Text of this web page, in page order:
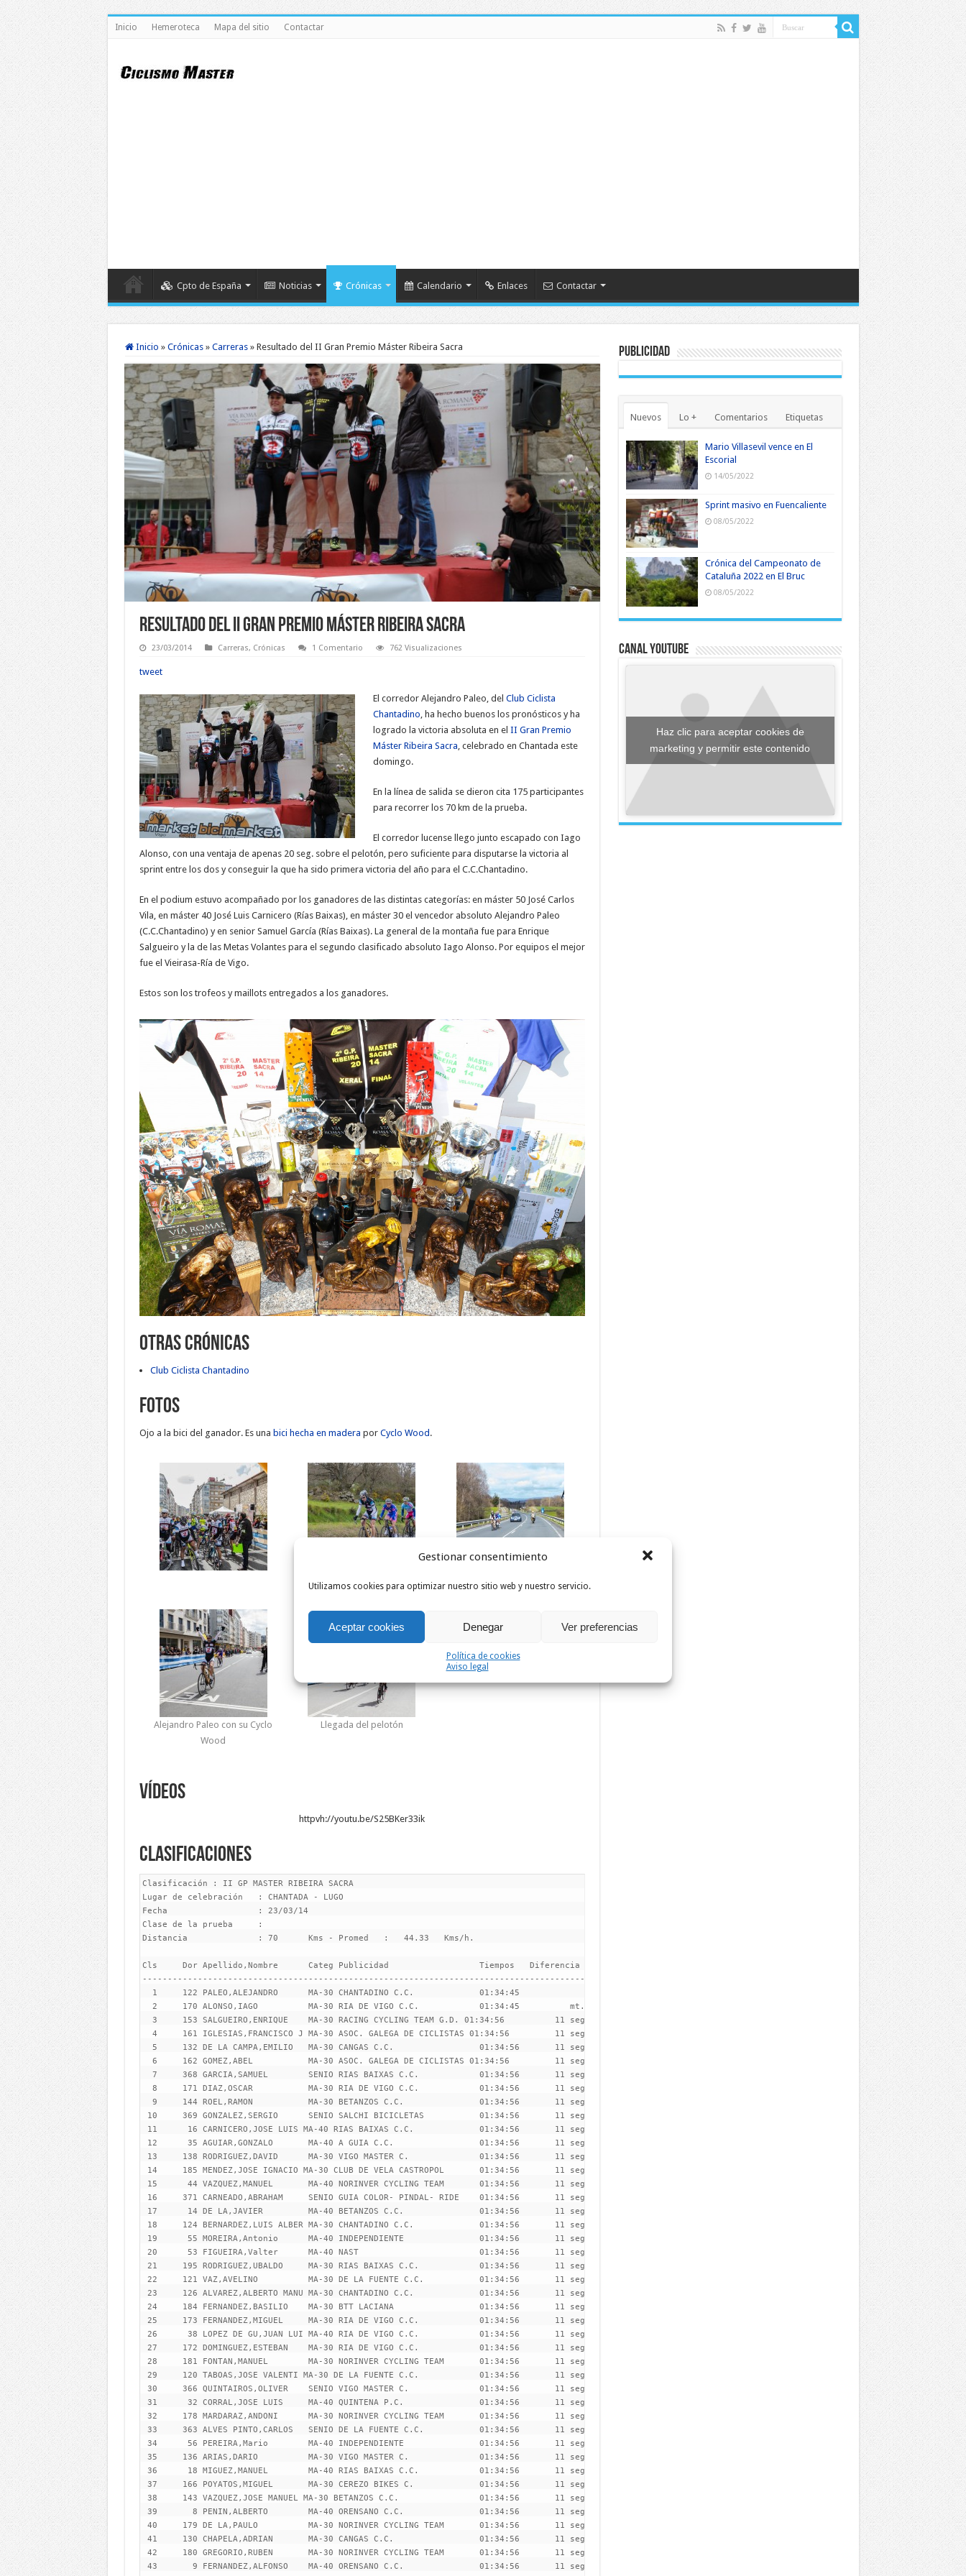
Gestionar consentimiento
Utilizamos cookies para optimizar nuestro sitio web y nuestro servicio.
Aceptar cookies Denegar Ver preferencias
Política de cookies
Aviso legal
Inicio Hemeroteca Mapa del sitio Contactar
Cpto de España Noticias Crónicas Calendario Enlaces Contactar
Inicio » Crónicas » Carreras » Resultado del II Gran Premio Máster Ribeira Sacra
Resultado del II Gran Premio Máster Ribeira Sacra
23/03/2014 Carreras, Crónicas 1 Comentario 762 Visualizaciones
tweet
El corredor Alejandro Paleo, del Club Ciclista
Chantadino, ha hecho buenos los pronósticos y ha
logrado la victoria absoluta en el II Gran Premio
Máster Ribeira Sacra, celebrado en Chantada este
domingo.
En la línea de salida se dieron cita 175 participantes
para recorrer los 70 km de la prueba.
El corredor lucense llego junto escapado con Iago
Alonso, con una ventaja de apenas 20 seg. sobre el pelotón, pero suficiente para disputarse la victoria al
sprint entre los dos y conseguir la que ha sido primera victoria del año para el C.C.Chantadino.
En el podium estuvo acompañado por los ganadores de las distintas categorías: en máster 50 José Carlos
Vila, en máster 40 José Luis Carnicero (Rías Baixas), en máster 30 el vencedor absoluto Alejandro Paleo
(C.C.Chantadino) y en senior Samuel García (Rías Baixas). La general de la montaña fue para Enrique
Salgueiro y la de las Metas Volantes para el segundo clasificado absoluto Iago Alonso. Por equipos el mejor
fue el Vieirasa-Ría de Vigo.
Estos son los trofeos y maillots entregados a los ganadores.
Otras crónicas
Club Ciclista Chantadino
Fotos
Ojo a la bici del ganador. Es una bici hecha en madera por Cyclo Wood .
Alejandro Paleo con su Cyclo
Wood
Llegada del pelotón
Vídeos
httpvh://youtu.be/S25BKer33ik
Clasificaciones
Clasificación : II GP MASTER RIBEIRA SACRA
Lugar de celebración   : CHANTADA - LUGO
Fecha                  : 23/03/14
Clase de la prueba     :
Distancia              : 70      Kms - Promed   :   44.33   Kms/h.

Cls     Dor Apellido,Nombre      Categ Publicidad                  Tiempos   Diferencia
----------------------------------------------------------------------------------------
  1     122 PALEO,ALEJANDRO      MA-30 CHANTADINO C.C.             01:34:45
  2     170 ALONSO,IAGO          MA-30 RIA DE VIGO C.C.            01:34:45          mt.
  3     153 SALGUEIRO,ENRIQUE    MA-30 RACING CYCLING TEAM G.D. 01:34:56          11 seg.
  4     161 IGLESIAS,FRANCISCO J MA-30 ASOC. GALEGA DE CICLISTAS 01:34:56         11 seg.
  5     132 DE LA CAMPA,EMILIO   MA-30 CANGAS C.C.                 01:34:56       11 seg.
  6     162 GOMEZ,ABEL           MA-30 ASOC. GALEGA DE CICLISTAS 01:34:56         11 seg.
  7     368 GARCIA,SAMUEL        SENIO RIAS BAIXAS C.C.            01:34:56       11 seg.
  8     171 DIAZ,OSCAR           MA-30 RIA DE VIGO C.C.            01:34:56       11 seg.
  9     144 ROEL,RAMON           MA-30 BETANZOS C.C.               01:34:56       11 seg.
 10     369 GONZALEZ,SERGIO      SENIO SALCHI BICICLETAS           01:34:56       11 seg.
 11      16 CARNICERO,JOSE LUIS MA-40 RIAS BAIXAS C.C.             01:34:56       11 seg.
 12      35 AGUIAR,GONZALO       MA-40 A GUIA C.C.                 01:34:56       11 seg.
 13     138 RODRIGUEZ,DAVID      MA-30 VIGO MASTER C.              01:34:56       11 seg.
 14     185 MENDEZ,JOSE IGNACIO MA-30 CLUB DE VELA CASTROPOL       01:34:56       11 seg.
 15      44 VAZQUEZ,MANUEL       MA-40 NORINVER CYCLING TEAM       01:34:56       11 seg.
 16     371 CARNEADO,ABRAHAM     SENIO GUIA COLOR- PINDAL- RIDE    01:34:56       11 seg.
 17      14 DE LA,JAVIER         MA-40 BETANZOS C.C.               01:34:56       11 seg.
 18     124 BERNARDEZ,LUIS ALBER MA-30 CHANTADINO C.C.             01:34:56       11 seg.
 19      55 MOREIRA,Antonio      MA-40 INDEPENDIENTE               01:34:56       11 seg.
 20      53 FIGUEIRA,Valter      MA-40 NAST                        01:34:56       11 seg.
 21     195 RODRIGUEZ,UBALDO     MA-30 RIAS BAIXAS C.C.            01:34:56       11 seg.
 22     121 VAZ,AVELINO          MA-30 DE LA FUENTE C.C.           01:34:56       11 seg.
 23     126 ALVAREZ,ALBERTO MANU MA-30 CHANTADINO C.C.             01:34:56       11 seg.
 24     184 FERNANDEZ,BASILIO    MA-30 BTT LACIANA                 01:34:56       11 seg.
 25     173 FERNANDEZ,MIGUEL     MA-30 RIA DE VIGO C.C.            01:34:56       11 seg.
 26      38 LOPEZ DE GU,JUAN LUI MA-40 RIA DE VIGO C.C.            01:34:56       11 seg.
 27     172 DOMINGUEZ,ESTEBAN    MA-30 RIA DE VIGO C.C.            01:34:56       11 seg.
 28     181 FONTAN,MANUEL        MA-30 NORINVER CYCLING TEAM       01:34:56       11 seg.
 29     120 TABOAS,JOSE VALENTI MA-30 DE LA FUENTE C.C.            01:34:56       11 seg.
 30     366 QUINTAIROS,OLIVER    SENIO VIGO MASTER C.              01:34:56       11 seg.
 31      32 CORRAL,JOSE LUIS     MA-40 QUINTENA P.C.               01:34:56       11 seg.
 32     178 MARDARAZ,ANDONI      MA-30 NORINVER CYCLING TEAM       01:34:56       11 seg.
 33     363 ALVES PINTO,CARLOS   SENIO DE LA FUENTE C.C.           01:34:56       11 seg.
 34      56 PEREIRA,Mario        MA-40 INDEPENDIENTE               01:34:56       11 seg.
 35     136 ARIAS,DARIO          MA-30 VIGO MASTER C.              01:34:56       11 seg.
 36      18 MIGUEZ,MANUEL        MA-40 RIAS BAIXAS C.C.            01:34:56       11 seg.
 37     166 POYATOS,MIGUEL       MA-30 CEREZO BIKES C.             01:34:56       11 seg.
 38     143 VAZQUEZ,JOSE MANUEL MA-30 BETANZOS C.C.                01:34:56       11 seg.
 39       8 PENIN,ALBERTO        MA-40 ORENSANO C.C.               01:34:56       11 seg.
 40     179 DE LA,PAULO          MA-30 NORINVER CYCLING TEAM       01:34:56       11 seg.
 41     130 CHAPELA,ADRIAN       MA-30 CANGAS C.C.                 01:34:56       11 seg.
 42     180 GREGORIO,RUBEN       MA-30 NORINVER CYCLING TEAM       01:34:56       11 seg.
 43       9 FERNANDEZ,ALFONSO    MA-40 ORENSANO C.C.               01:34:56       11 seg.
 44     167 PEREZ,VICTOR MANUE   MA-30 MILAGROSA C.C.              01:34:56       11 seg.
 45      34 MARTINEZ,EDELMIRO    MA-40 A GUIA C.C.                 01:34:56       11 seg.
 46     191 MAYA,Manuel          MA-30 FAMAIT                      01:34:56       11 seg.
 47      28 FERNANDEZ,BERNARDO   MA-40 2 RUEDAS C.C.               01:34:56       11 seg.
 48     367   RODRIGUEZ,ALBERTO      SENIO   MONFORTE C.C.               01:34:56          11   seg.
 49     194   DE PADUA,JUAN JOSE     MA-30   ORENSANO C.C.               01:34:56          11   seg.
 50       6   FERNANDEZ,JOSE LUIS    MA-40   CHANTADINO C.C.             01:34:56          11   seg.
 51      46   SANTIAGO,DELFIN        MA-40   CODIGO ATLANTICO G.C.       01:34:56          11   seg.
 52     193   VIEIRA,Nuno            MA-30   CRC                         01:34:56          11   seg.
 53      13   SOTELO,GUILLERMO       MA-40   CANGAS C.C.                 01:34:56          11   seg.
 54     154   RODRIGUEZ,RICARDO      MA-30   RACING CYCLING TEAM G.D.    01:34:56          11   seg.
 55      52   FERNANDEZ,JUAN ADOLF   MA-40   SPOL C.C.                   01:34:56          11   seg.
 56      43   GARCIA,ENRIQUE         MA-40   NORINVER CYCLING TEAM       01:34:56          11   seg.
 57     135   PIÑEIRO,JACOB          MA-30   CANGAS C.C.                 01:34:56          11   seg.
 58     133   MALVIDO,ESTEBAN        MA-30   CANGAS C.C.                 01:34:56          11   seg.
 59      31   YAÑEZ,PABLO            MA-40   CEREZO BIKES C.             01:34:56          11   seg.
 60     361   SANCHEZ,ESTEBAN        SENIO   DE LA FUENTE C.C.           01:34:56          11   seg.
 61      40   MIRA,JESUS ANGEL       MA-40   RIAS BAIXAS C.C.            01:34:56          11   seg.
 62     112   ALVAREZ,JUAN JOSE      MA-30   DE LA FUENTE C.C.           01:34:56          11   seg.
 63     158   CARBIA,JUAN LUIS       MA-30   ASOC. GALEGA DE CICLISTAS   01:34:56          11   seg.
 64     174   PAZ,RUBEN              MA-30   RIA DE VIGO C.C.            01:34:56          11   seg.
 65     149   NUÑEZ,PEDRO            MA-30   RIAZOR C.C.                 01:34:56          11   seg.
 66     362   SOUSA,JONATHAN         SENIO   DE LA FUENTE C.C.           01:34:56          11   seg.
 67     251   VILA,JOSE CARLOS       MA-50   RIA DE VIGO C.C.            01:34:56          11   seg.
 68      12   COYA,SERAFIN           MA-40   CANGAS C.C.                 01:34:56          11   seg.
 69     261   GARCIA,FERNANDO        MA-50   GUIA COLOR- PINDAL- RIDE    01:34:56          11   seg.
 70     257   REINALDO,MANUEL        MA-50   RIAS BAIXAS C.C.            01:34:56          11   seg.
 71     137   COSTA,DAMIAN           MA-30   VIGO MASTER C.              01:34:56          11   seg.
 72      26   GARCIA,ANTONIO         MA-40   ASOC. GALEGA DE CICLISTAS   01:34:56          11   seg.
 73       5   GRANDAL,ADRIANO        MA-40   CHANTADINO C.C.             01:34:56          11   seg.
 74     125   BURGO,DAVID            MA-30   CHANTADINO C.C.             01:34:56          11   seg.
 75      17   MISA,ROBERTO           MA-40   RIAS BAIXAS C.C.            01:34:56          11   seg.
 76       3   PRADO,CARLOS           MA-40   DE LA FUENTE C.C.           01:34:56          11   seg.
 77     117   MARTINEZ,XAVIER        MA-30   DE LA FUENTE C.C.           01:34:56          11   seg.
 78      49   GONZALEZ,VICENTE       MA-40   MACEDA C.C.                 01:34:56          11   seg.
 79     134   BRUN,SERGIO            MA-30   CANGAS C.C.                 01:34:56          11   seg.
 80     127   MOURE,CARLOS           MA-30   ORENSANO C.C.               01:34:56          11   seg.
 81     186   IGLESIAS,MARCO ANTON   MA-30   CLUB DE VELA CASTROPOL      01:34:56          11   seg.
 82     123   REGUEIRA,JOSE MANUEL   MA-30   CHANTADINO C.C.             01:34:56          11   seg.
 83     182   BUDIÑO,JUAN            MA-30   CODIGO ATLANTICO G.C.       01:34:56          11   seg.

Corredores clasificados : 83

Clasificación de : SENIOR
-----------------------------------------------------------------------------------------
  1     368 GARCIA,SAMUEL        SENIO RIAS BAIXAS C.C.            01:34:56          seg.
  2     369 GONZALEZ,SERGIO      SENIO SALCHI BICICLETAS           01:34:56          mt.
  3     371 CARNEADO,ABRAHAM     SENIO GUIA COLOR- PINDAL- RIDE    01:34:56          mt.
  4     366 QUINTAIROS,OLIVER    SENIO VIGO MASTER C.              01:34:56          mt.
  5     363 ALVES PINTO,CARLOS   SENIO DE LA FUENTE C.C.           01:34:56          mt.
  6     367 RODRIGUEZ,ALBERTO    SENIO MONFORTE C.C.               01:34:56          mt.
  7     361 SANCHEZ,ESTEBAN      SENIO DE LA FUENTE C.C.           01:34:56          mt.
  8     362 SOUSA,JONATHAN       SENIO DE LA FUENTE C.C.           01:34:56          mt.

Clasificación de : MASTER-30
-----------------------------------------------------------------------------------------
  1     122 PALEO,ALEJANDRO      MA-30 CHANTADINO C.C.             01:34:45
  2     170 ALONSO,IAGO          MA-30 RIA DE VIGO C.C.            01:34:45          mt.
  3     153 SALGUEIRO,ENRIQUE    MA-30 RACING CYCLING TEAM G.D. 01:34:56          11 seg.
  4     161 IGLESIAS,FRANCISCO J MA-30 ASOC. GALEGA DE CICLISTAS 01:34:56         11 seg.
  5     132 DE LA CAMPA,EMILIO   MA-30 CANGAS C.C.                 01:34:56       11 seg.
  6     162 GOMEZ,ABEL           MA-30 ASOC. GALEGA DE CICLISTAS 01:34:56         11 seg.
  7     171   DIAZ,OSCAR             MA-30   RIA DE VIGO C.C.            01:34:56          11   seg.
  8     144   ROEL,RAMON             MA-30   BETANZOS C.C.               01:34:56          11   seg.
  9     138   RODRIGUEZ,DAVID        MA-30   VIGO MAST
Publicidad
Nuevos Lo + Comentarios Etiquetas
Mario Villasevil vence en El
Escorial
14/05/2022
Sprint masivo en Fuencaliente
08/05/2022
Crónica del Campeonato de
Cataluña 2022 en El Bruc
08/05/2022
Canal YouTube
Haz clic para aceptar cookies de
marketing y permitir este contenido